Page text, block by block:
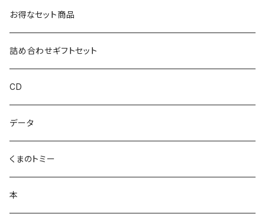
ズンダリアンシリーズ
コケゾン
お得なセット商品
詰め合わせギフトセット
CD
データ
くまのトミー
本